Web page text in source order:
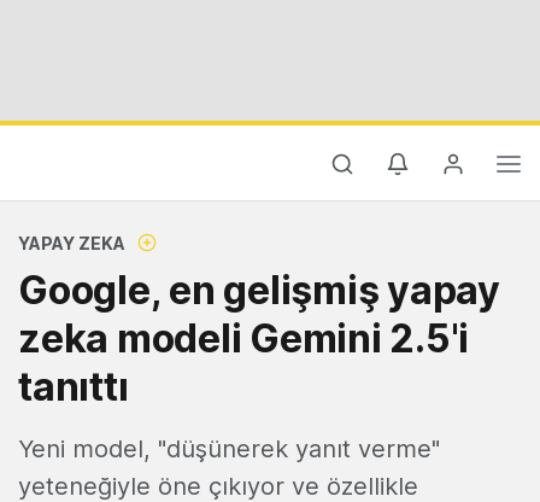
YAPAY ZEKA
Google, en gelişmiş yapay
zeka modeli Gemini 2.5'i
tanıttı
Yeni model, "düşünerek yanıt verme"
yeteneğiyle öne çıkıyor ve özellikle